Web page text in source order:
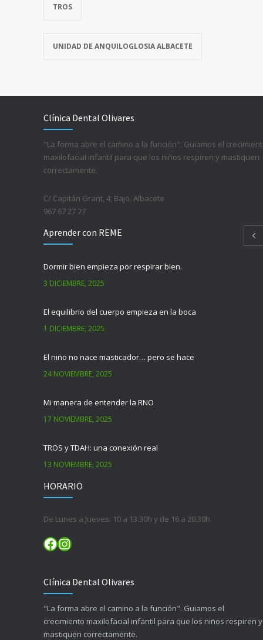
TROS
UNIDAD DE ANQUILOGLOSIA ALBACETE
Clínica Dental Olivares
"La forma abre el camino a la función". Guiamos el
maxilofacial infantil para que los niños respiren y mastiquen
correctamente.
C/ Capitán Grant, 4; Bajo. Albacete
967 67 27 77
Aprender con REME
Dormir bien empieza por respirar bien.
3 DICIEMBRE, 2025
El equilibrio del cuerpo empieza en la boca
1 DICIEMBRE, 2025
El niño no nace masticador… pero se hace
24 NOVIEMBRE, 2025
Mi manera de entender la RNO
17 NOVIEMBRE, 2025
TROS y TDAH: una conexión real
13 NOVIEMBRE, 2025
HORARIO
De Lunes a Jueves: 10 a 13:30h y de 16 a 20:30h.
Facebook
Instagram
Clínica Dental Olivares
"La forma abre el camino a la función". Guiamos el
crecimiento maxilofacial infantil para que los niños respiren y
mastiquen correctamente.